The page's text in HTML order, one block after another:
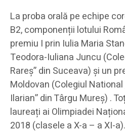
La proba orală pe echipe
B2, componenții lotului
premiu I prin Iulia Maria
Teodora-Iuliana Juncu
Rareș” din Suceava) și un
Moldovan (Colegiul National
Ilarian” din Târgu Mureș) .
laureați ai Olimpiadei
2018 (clasele a X-a – a XI-a).